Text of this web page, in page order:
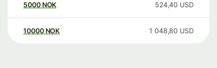
5000 NOK 524,40 USD
10000 NOK 1 048,80 USD